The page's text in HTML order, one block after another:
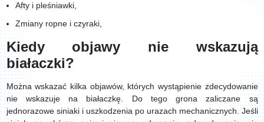
Afty i pleśniawki,
Zmiany ropne i czyraki,
Kiedy objawy nie wskazują
białaczki?
Można wskazać kilka objawów, których wystąpienie zdecydowanie
nie wskazuje na białaczkę. Do tego grona zaliczane są
jednorazowe siniaki i uszkodzenia po urazach mechanicznych. Jeśli